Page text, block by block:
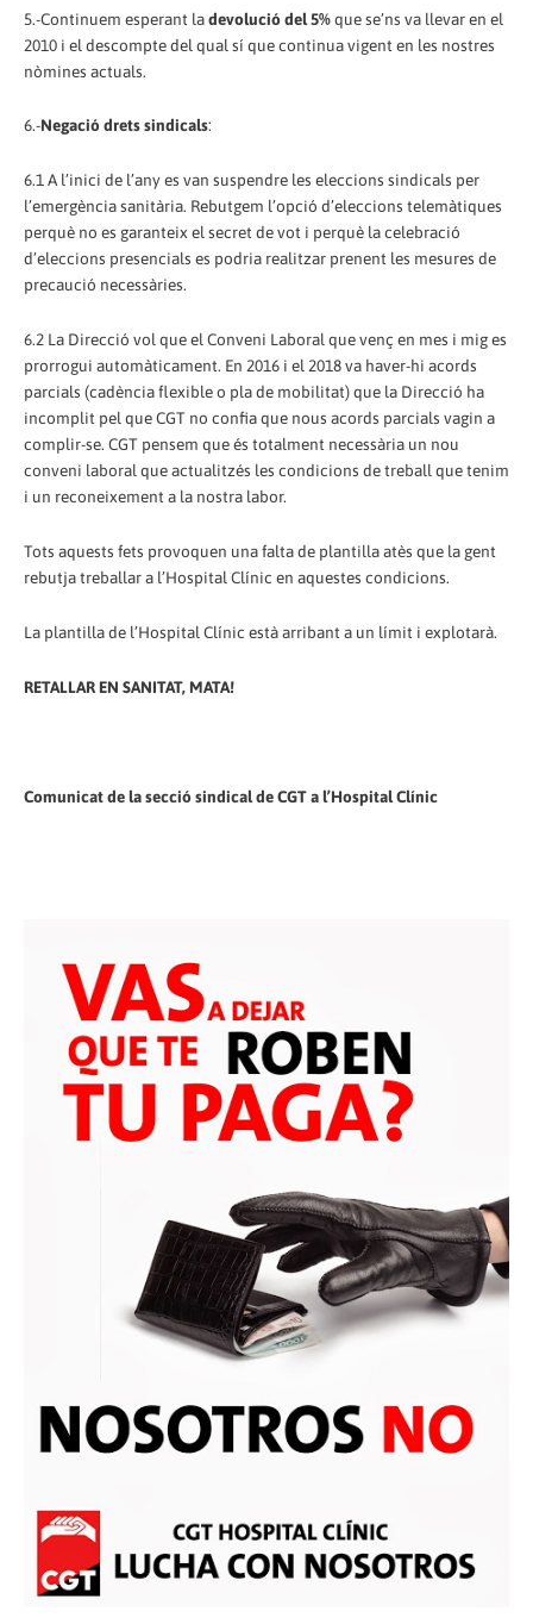
5.-Continuem esperant ladevolució del 5%que se’ns va llevar en el
2010 i el descompte del qual sí que continua vigent en les nostres
nòmines actuals.
6.-Negació drets sindicals:
6.1 A l’inici de l’any es van suspendre les eleccions sindicals per
l’emergència sanitària. Rebutgem l’opció d’eleccions telemàtiques
perquè no es garanteix el secret de vot i perquè la celebració
d’eleccions presencials es podria realitzar prenent les mesures de
precaució necessàries.
6.2 La Direcció vol que el Conveni Laboral que venç en mes i mig es
prorrogui automàticament. En 2016 i el 2018 va haver-hi acords
parcials (cadència flexible o pla de mobilitat) que la Direcció ha
incomplit pel que CGT no confia que nous acords parcials vagin a
complir-se. CGT pensem que és totalment necessària un nou
conveni laboral que actualitzés les condicions de treball que tenim
i un reconeixement a la nostra labor.
Tots aquests fets provoquen una falta de plantilla atès que la gent
rebutja treballar a l’Hospital Clínic en aquestes condicions.
La plantilla de l’Hospital Clínic està arribant a un límit i explotarà.
RETALLAR EN SANITAT, MATA!
Comunicat de la secció sindical de CGT a l’Hospital Clínic